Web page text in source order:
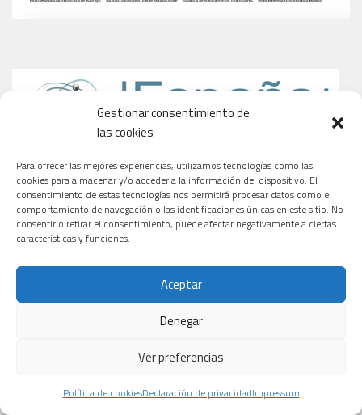
Gestionar consentimiento de
las cookies
Para ofrecer las mejores experiencias, utilizamos tecnologías como las
cookies para almacenar y/o acceder a la información del dispositivo. El
consentimiento de estas tecnologías nos permitirá procesar datos como el
comportamiento de navegación o las identificaciones únicas en este sitio. No
consentir o retirar el consentimiento, puede afectar negativamente a ciertas
características y funciones.
Aceptar
Denegar
Ver preferencias
Política de cookiesDeclaración de privacidadImpressum